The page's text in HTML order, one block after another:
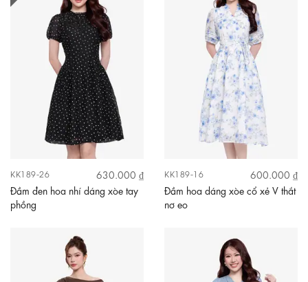
KK189-26
630.000 ₫
Đầm đen hoa nhí dáng xòe tay
phồng
KK189-16
600.000 ₫
Đầm hoa dáng xòe cổ xẻ V thắt
nơ eo